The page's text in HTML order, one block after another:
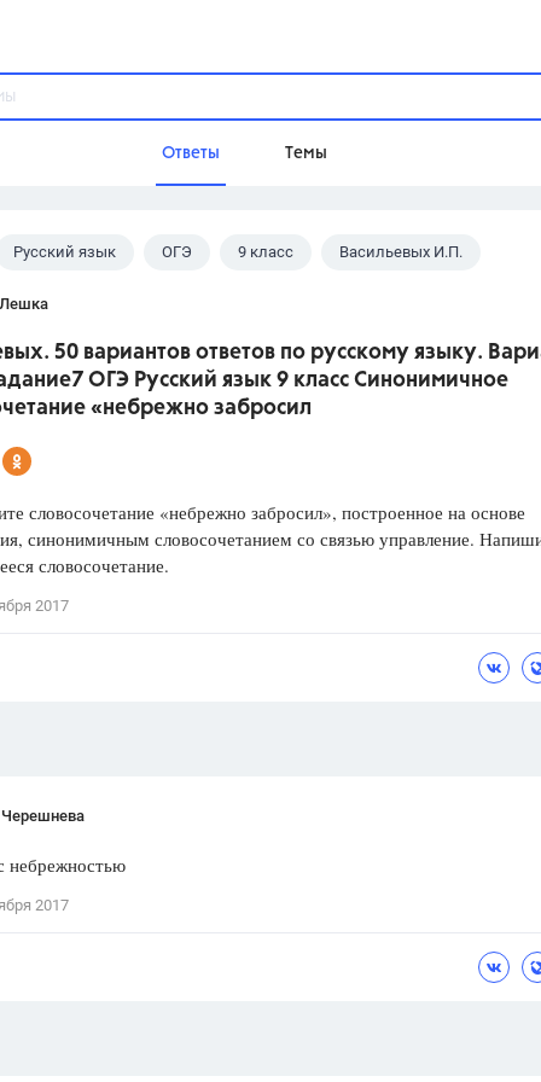
Ответы Темы
Домашнее задание
Школа
9 класс,
Разумовская М.М.,Габриелян
Рудзитис Г.Е., Цыбулько И.П.,
Красота,
Русский язык ОГЭ 9 класс Васильевых И.П.
50 вариантов ответов по русскому языку.
ОГЭ Русский язык 9 класс Синонимичное
«небрежно забросил
словосочетание «небрежно забросил», построенное на основе
синонимичным словосочетанием со связью управление.
словосочетание.
2017
небрежностью
2017